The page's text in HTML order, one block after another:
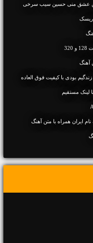
عشق منی حسین سیب سرخی
ریسک
آهنگ
بودی با کیفیت فوق العاده
لینک مستقیم
ایران همراه با متن آهنگ